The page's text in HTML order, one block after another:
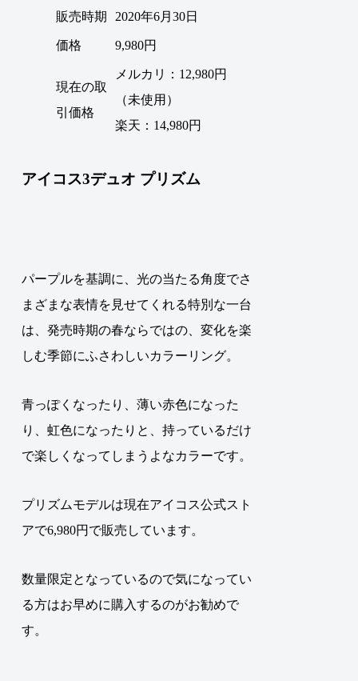
販売時期 2020年6月30日
価格 9,980円
現在の取
引価格
メルカリ：12,980円
（未使用）
楽天：14,980円
アイコス3デュオ プリズム
パープルを基調に、光の当たる角度でさ
まざまな表情を見せてくれる特別な一台
は、発売時期の春ならではの、変化を楽
しむ季節にふさわしいカラーリング。
青っぽくなったり、薄い赤色になった
り、虹色になったりと、持っているだけ
で楽しくなってしまうよなカラーです。
プリズムモデルは現在アイコス公式スト
アで6,980円で販売しています。
数量限定となっているので気になってい
る方はお早めに購入するのがお勧めで
す。